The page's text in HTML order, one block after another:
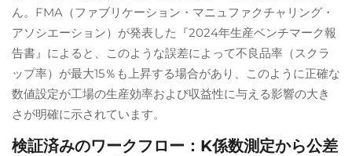
ん。FMA（ファブリケーション・マニュファクチャリング・
アソシエーション）が発表した『2024年生産ベンチマーク報
告書』によると、このような誤差によって不良品率（スクラ
ップ率）が最大15％も上昇する場合があり、このように正確な
数値設定が工場の生産効率および収益性に与える影響の大き
さが明確に示されています。
検証済みのワークフロー：K係数測定から公差